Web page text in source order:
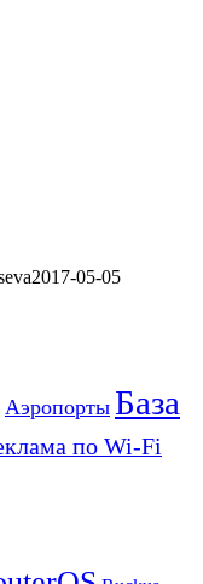
2017-05-05
Аэропорты База
по Wi-Fi